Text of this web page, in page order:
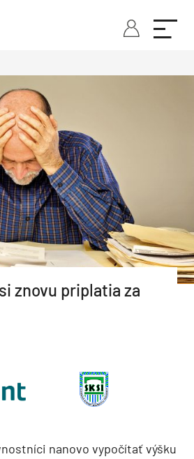
znovu priplatia za
nanovo vypočítať výšku